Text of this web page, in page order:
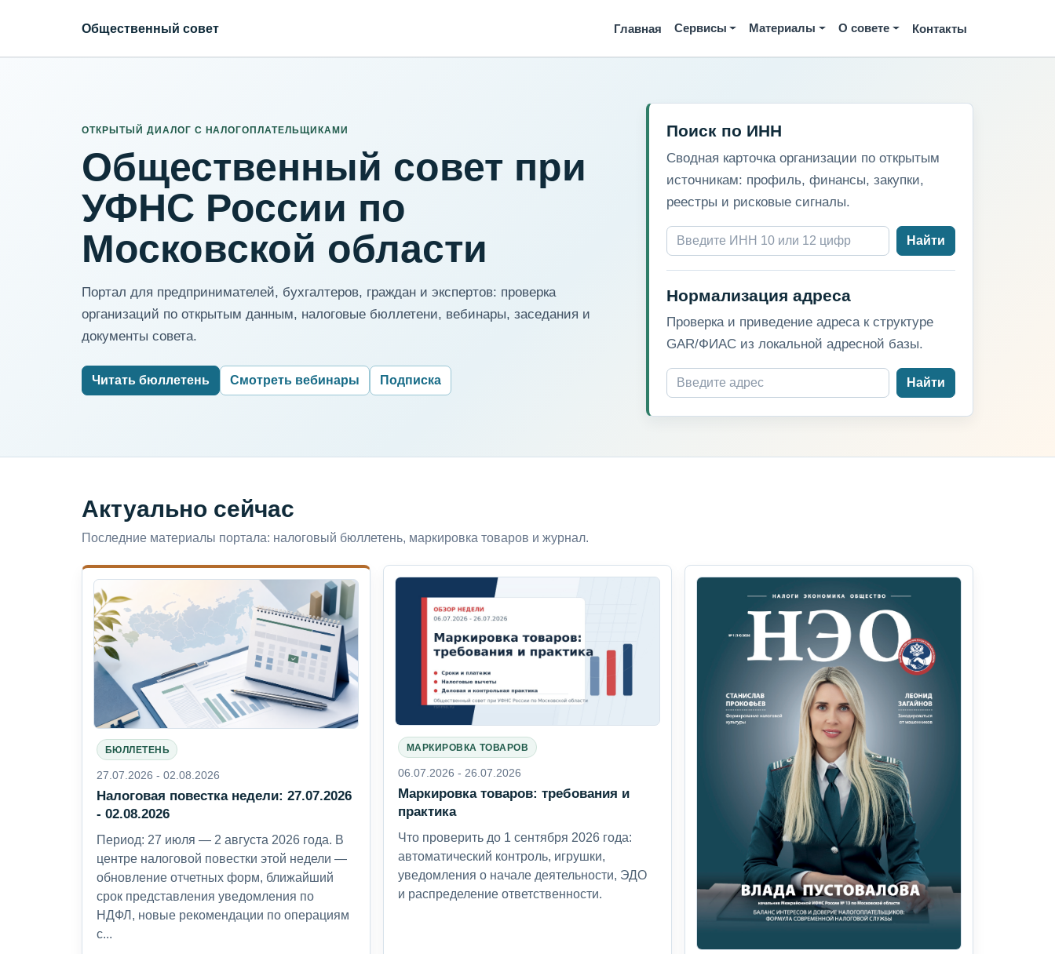
Общественный совет Главная Сервисы Материалы О совете Контакты
ОТКРЫТЫЙ ДИАЛОГ С НАЛОГОПЛАТЕЛЬЩИКАМИ
Общественный совет при
УФНС России по
Московской области
Портал для предпринимателей, бухгалтеров, граждан и экспертов: проверка
организаций по открытым данным, налоговые бюллетени, вебинары, заседания и
документы совета.
Читать бюллетень Смотреть вебинары Подписка
Поиск по ИНН
Сводная карточка организации по открытым
источникам: профиль, финансы, закупки,
реестры и рисковые сигналы.
Найти
Нормализация адреса
Проверка и приведение адреса к структуре
GAR/ФИАС из локальной адресной базы.
Найти
Актуально сейчас
Последние материалы портала: налоговый бюллетень, маркировка товаров и журнал.
БЮЛЛЕТЕНЬ
27.07.2026 - 02.08.2026
Налоговая повестка недели: 27.07.2026
- 02.08.2026
Период: 27 июля — 2 августа 2026 года. В
центре налоговой повестки этой недели —
обновление отчетных форм, ближайший
срок представления уведомления по
НДФЛ, новые рекомендации по операциям
с...
МАРКИРОВКА ТОВАРОВ
06.07.2026 - 26.07.2026
Маркировка товаров: требования и
практика
Что проверить до 1 сентября 2026 года:
автоматический контроль, игрушки,
уведомления о начале деятельности, ЭДО
и распределение ответственности.